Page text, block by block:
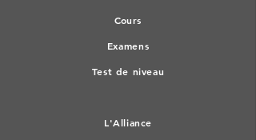
Cours
Examens
Test de niveau
L'Alliance